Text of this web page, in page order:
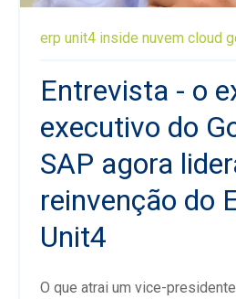
erp unit4 inside nuvem cloud
Entrevista - o
executivo do
SAP agora
reinvenção do
Unit4
O que atrai um vice-